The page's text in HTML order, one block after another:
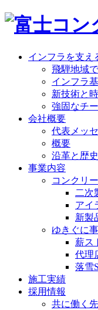
インフラを支え
飛騨地域
インフラ
新技術と
強固なチ
会社概要
代表メッ
概要
沿革と歴史
事業内容
コンクリ
二次
アイ
新製
ゆきぐに
薪ス
代理
落雪
施工実績
採用情報
共に働く